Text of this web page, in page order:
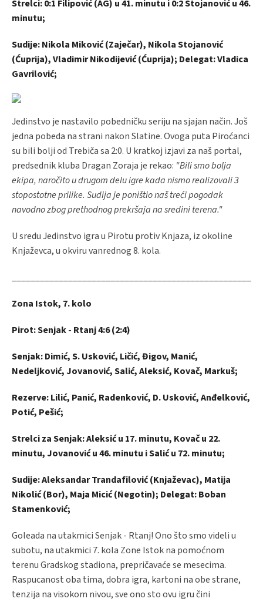
Strelci: 0:1 Filipović (AG) u 41. minutu i 0:2 Stojanović u 46.
minutu;
Sudije: Nikola Miković (Zaječar), Nikola Stojanović
(Ćuprija), Vladimir Nikodijević (Ćuprija); Delegat: Vladica
Gavrilović;
Jedinstvo je nastavilo pobedničku seriju na sjajan način. Još
jedna pobeda na strani nakon Slatine. Ovoga puta Piroćanci
su bili bolji od Trebiča sa 2:0. U kratkoj izjavi za naš portal,
predsednik kluba Dragan Zoraja je rekao: "Bili smo bolja
ekipa, naročito u drugom delu igre kada nismo realizovali 3
stopostotne prilike. Sudija je poništio naš treći pogodak
navodno zbog prethodnog prekršaja na sredini terena."
U sredu Jedinstvo igra u Pirotu protiv Knjaza, iz okoline
Knjaževca, u okviru vanrednog 8. kola.
Zona Istok, 7. kolo
Pirot: Senjak - Rtanj 4:6 (2:4)
Senjak: Dimić, S. Usković, Ličić, Đigov, Manić,
Nedeljković, Jovanović, Salić, Aleksić, Kovač, Markuš;
Rezerve: Lilić, Panić, Radenković, D. Usković, Anđelković,
Potić, Pešić;
Strelci za Senjak: Aleksić u 17. minutu, Kovač u 22.
minutu, Jovanović u 46. minutu i Salić u 72. minutu;
Sudije: Aleksandar Trandafilović (Knjaževac), Matija
Nikolić (Bor), Maja Micić (Negotin); Delegat: Boban
Stamenković;
Goleada na utakmici Senjak - Rtanj! Ono što smo videli u
subotu, na utakmici 7. kola Zone Istok na pomoćnom
terenu Gradskog stadiona, prepričavaće se mesecima.
Raspucanost oba tima, dobra igra, kartoni na obe strane,
tenzija na visokom nivou, sve ono sto ovu igru čini